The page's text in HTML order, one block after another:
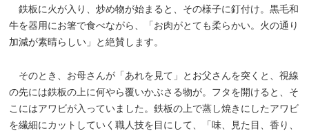
鉄板に火が入り、炒め物が始まると、その様子に釘付け。黒毛和
牛を器用にお箸で食べながら、「お肉がとても柔らかい。火の通り
加減が素晴らしい」と絶賛します。
そのとき、お母さんが「あれを見て」とお父さんを突くと、視線
の先には鉄板の上に何やら覆いかぶさる物が。フタを開けると、そ
こにはアワビが入っていました。鉄板の上で蒸し焼きにしたアワビ
を繊細にカットしていく職人技を目にして、「味、見た目、香り、